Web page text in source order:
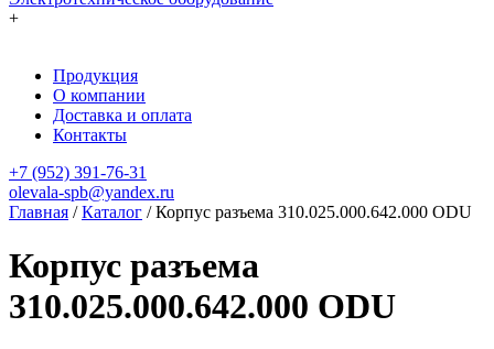
+
Продукция
О компании
Доставка и оплата
Контакты
+7 (952) 391-76-31
olevala-spb@yandex.ru
Главная /Каталог /Корпус разъема 310.025.000.642.000 ODU
Корпус разъема
310.025.000.642.000 ODU